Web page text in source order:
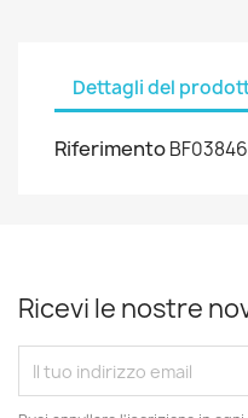
Dettagli del
RiferimentoBF03846
Ricevi le nostre